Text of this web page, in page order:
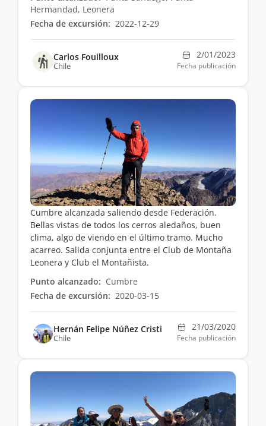
Hermandad, Leonera
Fecha de excursión: 2022-12-29
Carlos Fouilloux
Chile
2/01/2023
Fecha publicación
Cumbre alcanzada saliendo desde Federación.
Bellas vistas de todos los cerros aledaños, buen
clima, algo de viendo en el último tramo. Mucho
acarreo. Salida conjunta entre el Club de Montaña
Leonera y Club el Montañista.
Punto alcanzado: Cumbre
Fecha de excursión: 2020-03-15
Hernán Felipe Núñez Cristi
Chile
21/03/2020
Fecha publicación